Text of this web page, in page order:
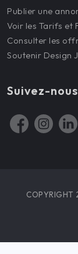
Publier une
Voir les Tarifs et
Consulter les
Soutenir Design
Suivez-nous